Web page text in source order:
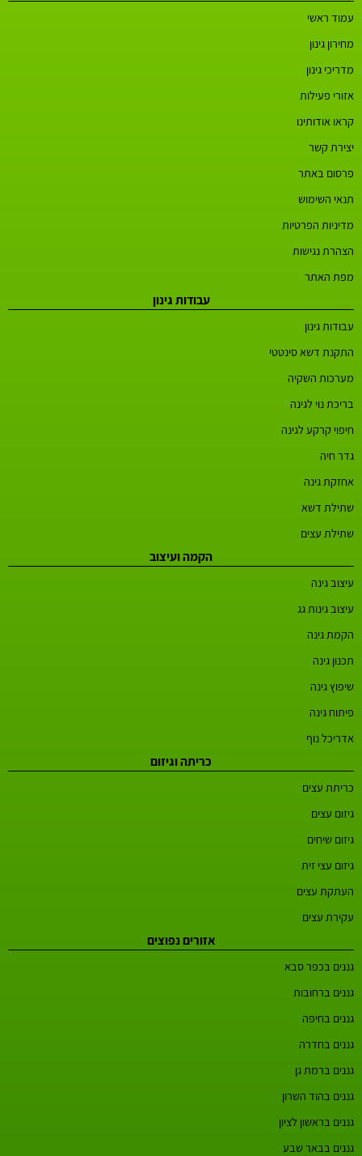
עמוד ראשי
מחירון גינון
מדריכי גינון
אזורי פעילות
קראו אודותינו
יצירת קשר
פרסום באתר
תנאי השימוש
מדיניות הפרטיות
הצהרת נגישות
מפת האתר
עבודות גינון
עבודות גינון
התקנת דשא סינטטי
מערכות השקיה
בריכת נוי לגינה
חיפוי קרקע לגינה
גדר חיה
אחזקת גינה
שתילת דשא
שתילת עצים
הקמה ועיצוב
עיצוב גינה
עיצוב גינות גג
הקמת גינה
תכנון גינה
שיפוץ גינה
פיתוח גינה
אדריכל נוף
כריתה וגיזום
כריתת עצים
גיזום עצים
גיזום שיחים
גיזום עצי זית
העתקת עצים
עקירת עצים
אזורים נפוצים
גננים בכפר סבא
גננים ברחובות
גננים בחיפה
גננים בחדרה
גננים ברמת גן
גננים בהוד השרון
גננים בראשון לציון
גננים בבאר שבע